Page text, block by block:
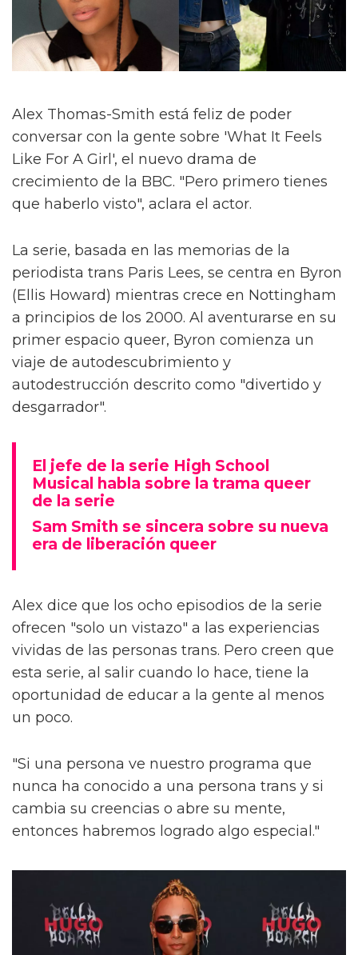
Alex Thomas-Smith está feliz de poder
conversar con la gente sobre 'What It Feels
Like For A Girl', el nuevo drama de
crecimiento de la BBC. "Pero primero tienes
que haberlo visto", aclara el actor.
La serie, basada en las memorias de la
periodista trans Paris Lees, se centra en Byron
(Ellis Howard) mientras crece en Nottingham
a principios de los 2000. Al aventurarse en su
primer espacio queer, Byron comienza un
viaje de autodescubrimiento y
autodestrucción descrito como "divertido y
desgarrador".
El jefe de la serie High School
Musical habla sobre la trama queer
de la serie
Sam Smith se sincera sobre su nueva
era de liberación queer
Alex dice que los ocho episodios de la serie
ofrecen "solo un vistazo" a las experiencias
vividas de las personas trans. Pero creen que
esta serie, al salir cuando lo hace, tiene la
oportunidad de educar a la gente al menos
un poco.
"Si una persona ve nuestro programa que
nunca ha conocido a una persona trans y si
cambia su creencias o abre su mente,
entonces habremos logrado algo especial."